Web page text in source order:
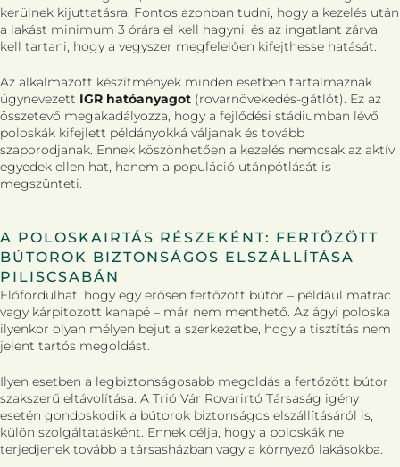
kerülnek kijuttatásra. Fontos azonban tudni, hogy a kezelés után
a lakást minimum 3 órára el kell hagyni, és az ingatlant zárva
kell tartani, hogy a vegyszer megfelelően kifejthesse hatását.
Az alkalmazott készítmények minden esetben tartalmaznak
úgynevezett IGR hatóanyagot (rovarnövekedés-gátlót). Ez az
összetevő megakadályozza, hogy a fejlődési stádiumban lévő
poloskák kifejlett példányokká váljanak és tovább
szaporodjanak. Ennek köszönhetően a kezelés nemcsak az aktív
egyedek ellen hat, hanem a populáció utánpótlását is
megszünteti.
A POLOSKAIRTÁS RÉSZEKÉNT: FERTŐZÖTT
BÚTOROK BIZTONSÁGOS ELSZÁLLÍTÁSA
PILISCSABÁN
Előfordulhat, hogy egy erősen fertőzött bútor – például matrac
vagy kárpitozott kanapé – már nem menthető. Az ágyi poloska
ilyenkor olyan mélyen bejut a szerkezetbe, hogy a tisztítás nem
jelent tartós megoldást.
Ilyen esetben a legbiztonságosabb megoldás a fertőzött bútor
szakszerű eltávolítása. A Trió Vár Rovarirtó Társaság igény
esetén gondoskodik a bútorok biztonságos elszállításáról is,
külön szolgáltatásként. Ennek célja, hogy a poloskák ne
terjedjenek tovább a társasházban vagy a környező lakásokba.